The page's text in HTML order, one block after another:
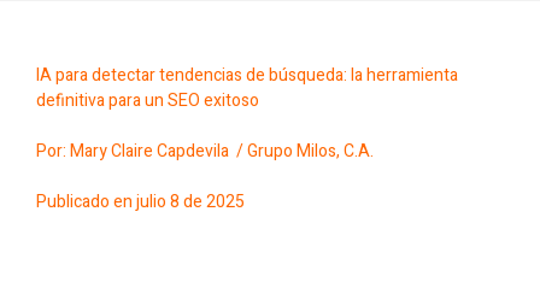
IA para detectar tendencias de búsqueda: la herramienta
definitiva para un SEO exitoso
Por: Mary Claire Capdevila /Grupo Milos, C.A.
Publicado en julio 8 de 2025